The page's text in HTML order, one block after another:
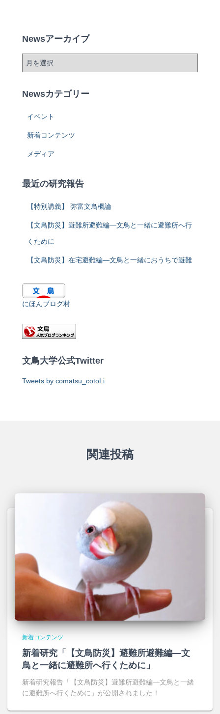
Newsアーカイブ
Newsカテゴリー
イベント
新着コンテンツ
メディア
最近の研究報告
【特別講義】 弥富文鳥概論
【文鳥防災】避難所避難編―文鳥と一緒に避難所へ行
くために
【文鳥防災】在宅避難編―文鳥と一緒におうちで避難
にほんブログ村
文鳥大学公式Twitter
Tweets by comatsu_cotoLi
関連投稿
新着コンテンツ
新着研究「【文鳥防災】避難所避難編―文
鳥と一緒に避難所へ行くために」
新着研究報告「【文鳥防災】避難所避難編―文鳥と一緒
に避難所へ行くために」が公開されました！